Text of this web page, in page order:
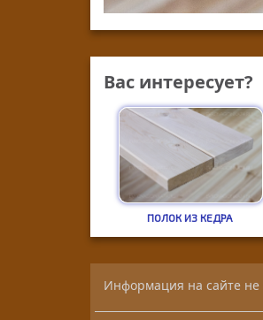
Вас интересует?
ПОЛОК ИЗ КЕДРА
Информация на сайте не